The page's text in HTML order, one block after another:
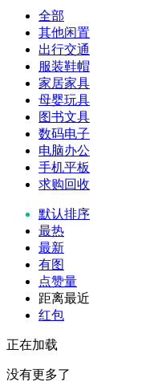
全部
其他闲置
出行交通
服装鞋帽
家居家具
母婴玩具
图书文具
数码电子
电脑办公
手机平板
求购回收
默认排序
最热
最新
有图
点赞量
距离最近
红包
正在加载
没有更多了